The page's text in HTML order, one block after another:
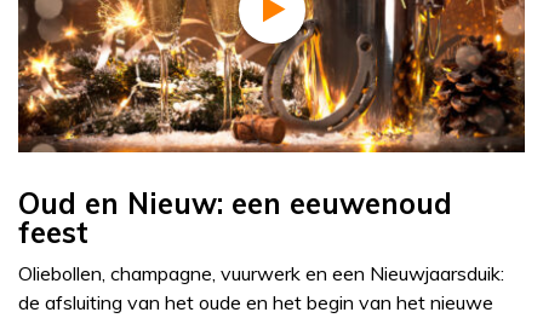
Oud en Nieuw: een eeuwenoud
feest
Oliebollen, champagne, vuurwerk en een Nieuwjaarsduik:
de afsluiting van het oude en het begin van het nieuwe